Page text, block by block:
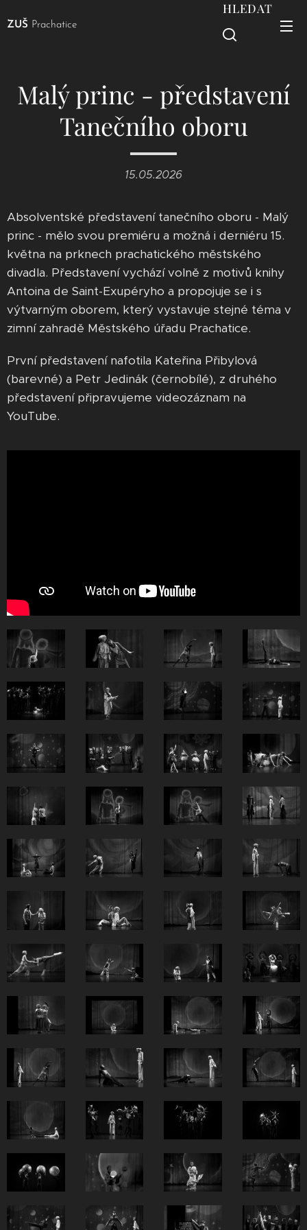
ZUŠ Prachatice
HLEDAT
Malý princ - představení
Tanečního oboru
15.05.2026
Absolventské představení tanečního oboru - Malý
princ - mělo svou premiéru a možná i derniéru 15.
května na prknech prachatického městského
divadla. Představení vychází volně z motivů knihy
Antoina de Saint-Exupéryho a propojuje se i s
výtvarným oborem, který vystavuje stejné téma v
zimní zahradě Městského úřadu Prachatice.
První představení nafotila Kateřina Přibylová
(barevné) a Petr Jedinák (černobílé), z druhého
představení připravujeme videozáznam na
YouTube.